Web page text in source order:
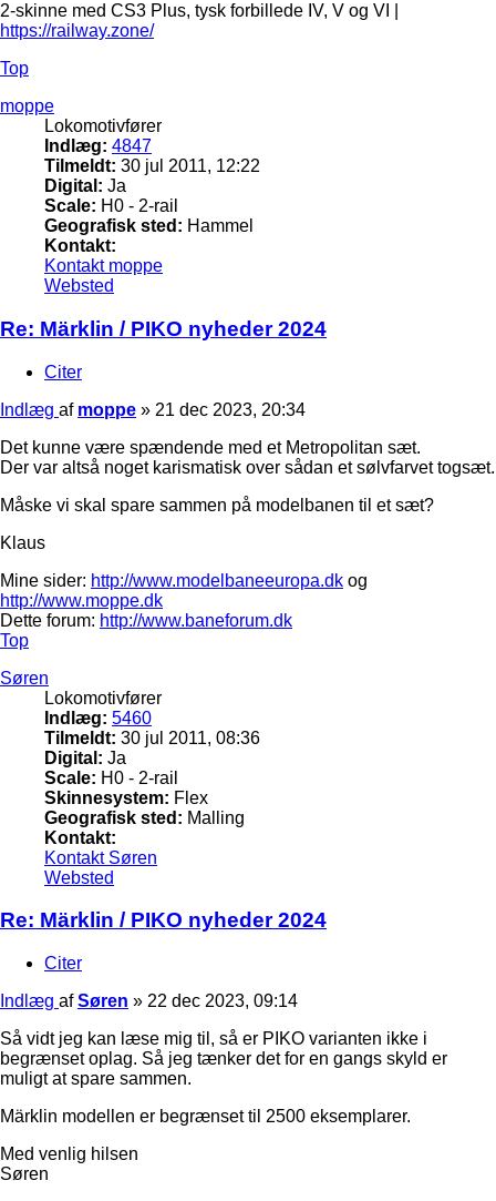
2-skinne med CS3 Plus, tysk forbillede IV, V og VI |
https://railway.zone/
Top
moppe
Lokomotivfører
Indlæg: 4847
Tilmeldt: 30 jul 2011, 12:22
Digital: Ja
Scale: H0 - 2-rail
Geografisk sted: Hammel
Kontakt:
Kontakt moppe
Websted
Re: Märklin / PIKO nyheder 2024
Citer
Indlæg af moppe » 21 dec 2023, 20:34
Det kunne være spændende med et Metropolitan sæt.
Der var altså noget karismatisk over sådan et sølvfarvet togsæt.
Måske vi skal spare sammen på modelbanen til et sæt?
Klaus
Mine sider: http://www.modelbaneeuropa.dk og
http://www.moppe.dk
Dette forum: http://www.baneforum.dk
Top
Søren
Lokomotivfører
Indlæg: 5460
Tilmeldt: 30 jul 2011, 08:36
Digital: Ja
Scale: H0 - 2-rail
Skinnesystem: Flex
Geografisk sted: Malling
Kontakt:
Kontakt Søren
Websted
Re: Märklin / PIKO nyheder 2024
Citer
Indlæg afSøren » 22 dec 2023, 09:14
Så vidt jeg kan læse mig til, så er PIKO varianten ikke i
begrænset oplag. Så jeg tænker det for en gangs skyld er
muligt at spare sammen.
Märklin modellen er begrænset til 2500 eksemplarer.
Med venlig hilsen
Søren